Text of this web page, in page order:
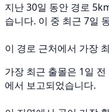
지난 30일 동안 경로
습니다. 이 중 최근 7일
이 경로 근처에서 가장
가장 최근 출몰은 1일
에서 보고되었습니다.